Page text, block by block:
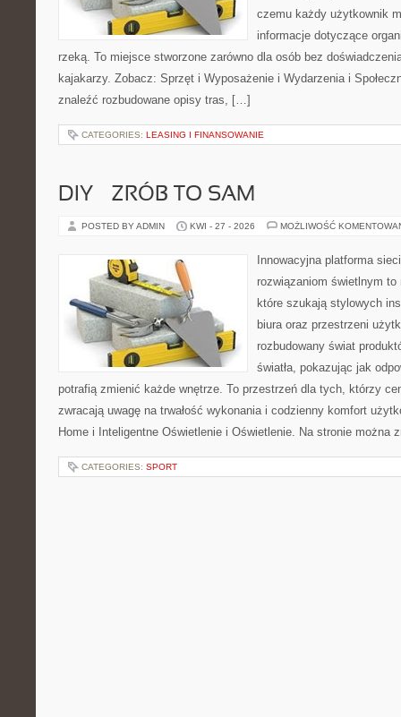
czemu każdy użytkownik
informacje dotyczące
rzeką. To miejsce stworzone zarówno dla osób bez
kajakarzy. Zobacz: Sprzęt i Wyposażenie i Wydarzenia i
znaleźć rozbudowane opisy tras, […]
CATEGORIES: LEASING I FINANSOWANIE
DIY – ZRÓB TO SAM
POSTED BY ADMIN KWI - 27 - 2026 MOŻLIWOŚĆ
Innowacyjna platforma
rozwiązaniom świetlnym
które szukają stylowych
biura oraz przestrzeni
rozbudowany świat
światła, pokazując jak
potrafią zmienić każde wnętrze. To przestrzeń dla tych, którzy
zwracają uwagę na trwałość wykonania i codzienny komfort
Home i Inteligentne Oświetlenie i Oświetlenie. Na stronie można
CATEGORIES: SPORT